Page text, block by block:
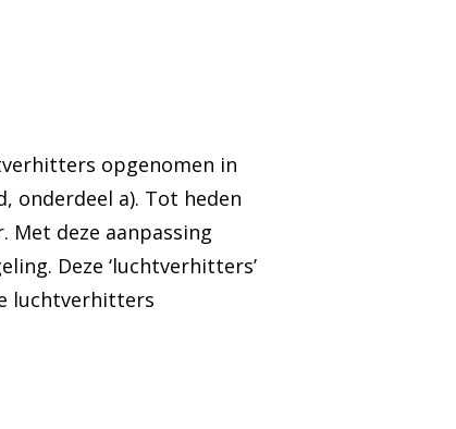
opgenomen in
onderdeel a). Tot heden
Met deze aanpassing
Deze ‘luchtverhitters’
luchtverhitters